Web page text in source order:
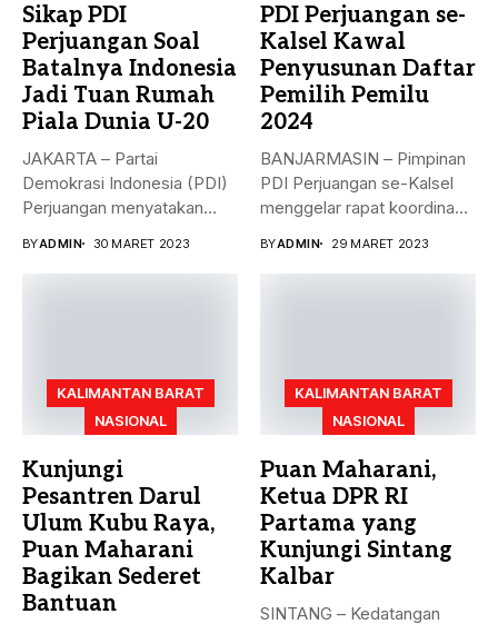
Sikap PDI
Perjuangan Soal
Batalnya Indonesia
Jadi Tuan Rumah
Piala Dunia U-20
JAKARTA – Partai
Demokrasi Indonesia (PDI)
Perjuangan menyatakan
BYADMIN 30 MARET 2023
PDI Perjuangan se-
Kalsel Kawal
Penyusunan Daftar
Pemilih Pemilu
2024
BANJARMASIN – Pimpinan
PDI Perjuangan se-Kalsel
menggelar rapat koordinasi
BYADMIN 29 MARET 2023
KALIMANTAN BARAT
NASIONAL
Kunjungi
Pesantren Darul
Ulum Kubu Raya,
Puan Maharani
Bagikan Sederet
Bantuan
KALIMANTAN BARAT
NASIONAL
Puan Maharani,
Ketua DPR RI
Partama yang
Kunjungi Sintang
Kalbar
SINTANG – Kedatangan